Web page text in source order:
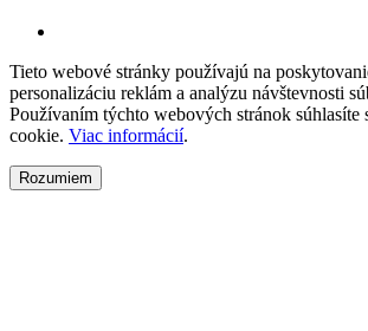
Tieto webové stránky používajú na
personalizáciu reklám a analýzu návštevnosti
Používaním týchto webových stránok súhlasíte
cookie. Viac informácií.
Rozumiem